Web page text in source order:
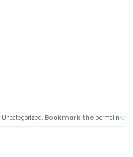
Uncategorized. Bookmark the permalink.